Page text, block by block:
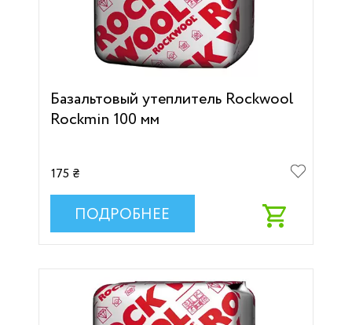
Базальтовый утеплитель Rockwool
Rockmin 100 мм
175 ₴
ПОДРОБНЕЕ